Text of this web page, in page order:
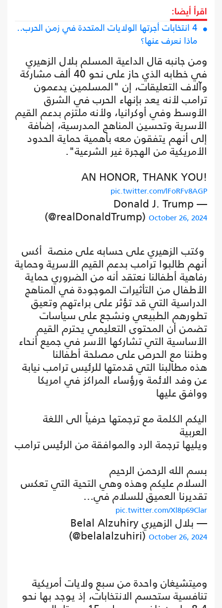
اقرأ أيضا:
4 انتخابات أجرتها الولايات المتحدة في زمن الحرب..
ماذا نعرف عنها؟
ومن جانبه قال الداعية المسلم بلال الزهيري
في خطابه الذي حاز على نحو 40 ألف مشاركة
وآلاف التعليقات، إن "المسلمين يدعمون
ترامب لأنه يعد بإنهاء الحرب في الشرق
الأوسط وفي أوكرانيا، ولأنه ملتزم بدعم القيم
الأسرية وتحسين المناهج المدرسية، إضافة
إلى أنهم يتفقون معه بأهمية حماية الحدود
الأمريكية من الهجرة غير الشرعية".
AN HONOR, THANK YOU!
pic.twitter.com/lFoRFv8AGP
— Donald J. Trump
(@realDonaldTrump) October 26, 2024
وكتب الزهيري على حسابه على منصة أكس
أنهم طالبوا ترامب بدعم القيم الأسرية وحماية
رفاهية أطفالنا نعتقد أنه من الضروري حماية
الأطفال من التأثيرات الموجودة في المناهج
الدراسية التي قد تؤثر على براءتهم وتعيق
تطورهم الطبيعي ونشجع على سياسات
تضمن أن المحتوى التعليمي يحترم القيم
الأساسية التي تشاركها الأسر في جميع أنحاء
وطننا مع الحرص على مصلحة أطفالنا
هذه مطالبنا التي قدمتها للرئيس ترامب نيابة
عن وفد الائمة ورؤساء المراكز في امريكا
ووافق عليها
اليكم الكلمة مع ترجمتها حرفياً الى اللغة
العربية
ويليها ترجمة الرد والموافقة من الرئيس ترامب
بسم الله الرحمن الرحيم
السلام عليكم وهذه وهي التحية التي تعكس
تقديرنا العميق للسلام في…
pic.twitter.com/Xl8p69Clar
— بلال الزهيري Belal Alzuhiry
(@belalalzuhiri)October 26, 2024
وميتشيغان واحدة من سبع ولايات أمريكية
تنافسية ستحسم الانتخابات، إذ يوجد بها نحو